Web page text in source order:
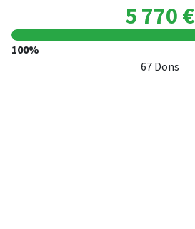
5 770 €
100%
67 Dons